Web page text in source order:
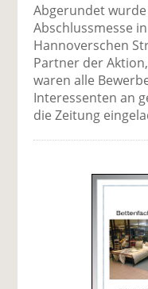
Abgerundet
Abschlussmesse
Hannoverschen
Partner der
waren alle
Interessenten an
die Zeitung